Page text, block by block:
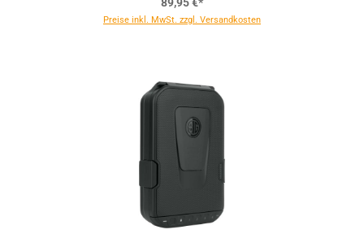
89,95 €*
Preise inkl. MwSt. zzgl. Versandkosten